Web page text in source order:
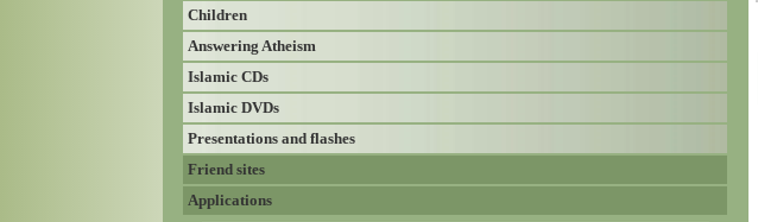
Children
Answering Atheism
Islamic CDs
Islamic DVDs
Presentations and flashes
Friend sites
Applications